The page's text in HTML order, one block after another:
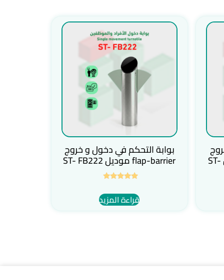
الأفراد flap-barrier موديل ST-
بوابة التحكم في دخول و خروج
flap-barrier موديل ST- FB222
من 5
قراءة المزيد